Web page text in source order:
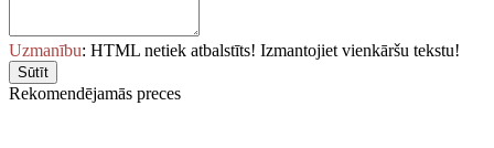
Uzmanību: HTML netiek atbalstīts! Izmantojiet vienkāršu tekstu!
Sūtīt
Rekomendējamās preces